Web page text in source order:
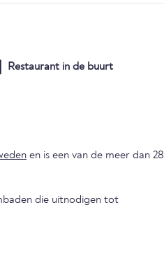
Restaurant in de buurt
en is een van de meer dan 28
die uitnodigen tot